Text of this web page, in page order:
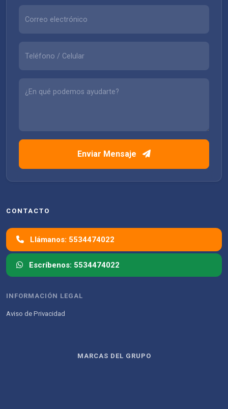
Enviar Mensaje
CONTACTO
Llámanos: 5534474022
Escríbenos: 5534474022
INFORMACIÓN LEGAL
Aviso de Privacidad
MARCAS DEL GRUPO